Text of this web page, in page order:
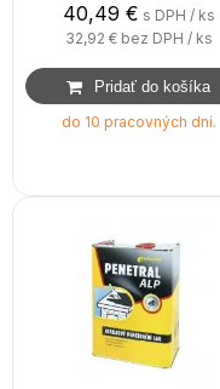
40,49 € s DPH / ks
32,92 € bez DPH / ks
do 10 pracovných dní.